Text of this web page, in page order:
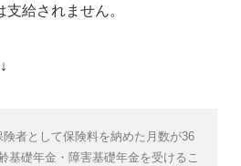
給されません。
険者として保険料を納めた月数が36
基礎年金・障害基礎年金を受けるこ